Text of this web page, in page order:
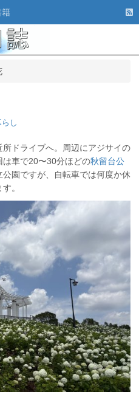
籍
らし
ドライブへ。周辺にアジサイの
車で20〜30分ほどの秋留台公
園ですが、自転車では何度か休
。